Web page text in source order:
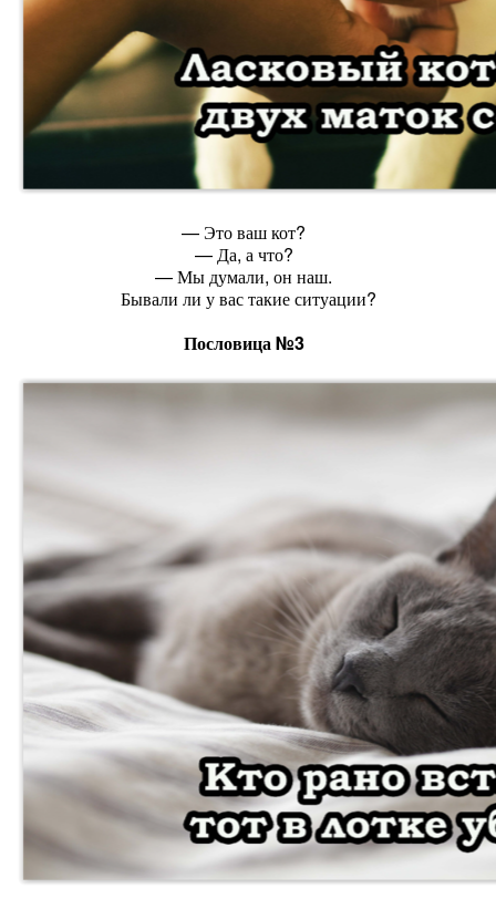
— Это ваш кот?
— Да, а что?
— Мы думали, он наш.
Бывали ли у вас такие ситуации?
Пословица №3